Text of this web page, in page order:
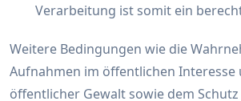
Verarbeitung ist somit ein
Weitere Bedingungen wie die
Aufnahmen im öffentlichen Interesse
öffentlicher Gewalt sowie dem